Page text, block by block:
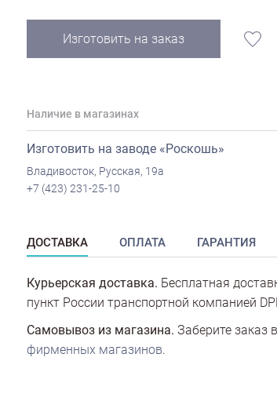
Изготовить на заказ
Наличие в магазинах
Изготовить на заводе «Роскошь»
Владивосток, Русская, 19а
+7 (423) 231-25-10
ДОСТАВКА ОПЛАТА ГАРАНТИЯ
Курьерская доставка. Бесплатная
пункт России транспортной компанией
Самовывоз из магазина. Заберите заказ
фирменных магазинов.